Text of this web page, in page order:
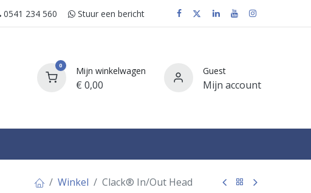
0541 234 560 Stuur e​​​​en bericht
0 Mijn winkelwagen
€ 0,00
Guest
Mijn account
Winkel Clack® In/Out Head